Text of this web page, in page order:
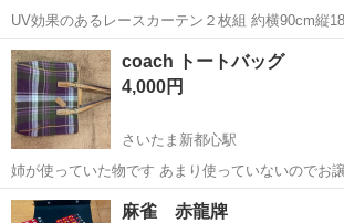
UV効果のあるレースカーテン２枚組 約横90cm縦180cm 全体的に綺麗
ですが、裾テープが取れている部分あり。 ご了承
大宮図書館付近、手渡し希望
埼玉 さいたま市 さいたま新都心駅
coach トートバッグ
4,000円
さいたま新都心駅
姉が使っていた物です あまり使っていないのでお譲りしま
麗な方だと思います
埼玉 さいたま市 さいたま新都心駅
麻雀 赤龍牌